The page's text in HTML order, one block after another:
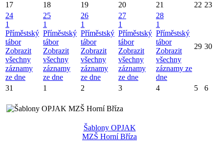
17
18 19 20 21 22 23
24
1
Příměstský
tábor
Zobrazit
všechny
záznamy
ze dne
25
1
Příměstský
tábor
Zobrazit
všechny
záznamy
ze dne
26
1
Příměstský
tábor
Zobrazit
všechny
záznamy
ze dne
27
1
Příměstský
tábor
Zobrazit
všechny
záznamy
ze dne
28
1
Příměstský
tábor
Zobrazit
všechny
záznamy ze
dne
29 30
31 1 2 3 4 5 6
Šablony OPJAK
MZŠ Horní Bříza